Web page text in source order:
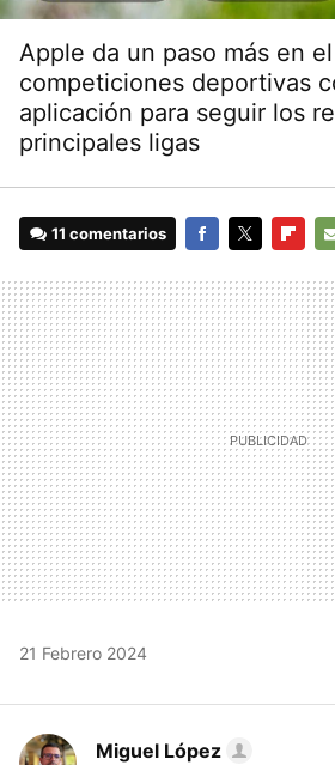
Apple da un paso más en
competiciones deportivas
aplicación para seguir los
principales ligas
11 comentarios
21 Febrero 2024
Miguel López